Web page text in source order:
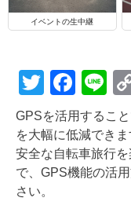
イベントの生中継
T
wi
tt
er
F
a
c
e
b
Li
n
e
GPSを活用するこ
を大幅に低減できま
安全な自転車旅行
で、GPS機能の活
さい。